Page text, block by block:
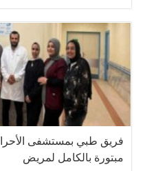
فريق طبي بمستشفى الأحرار
مبتورة بالكامل لمريض